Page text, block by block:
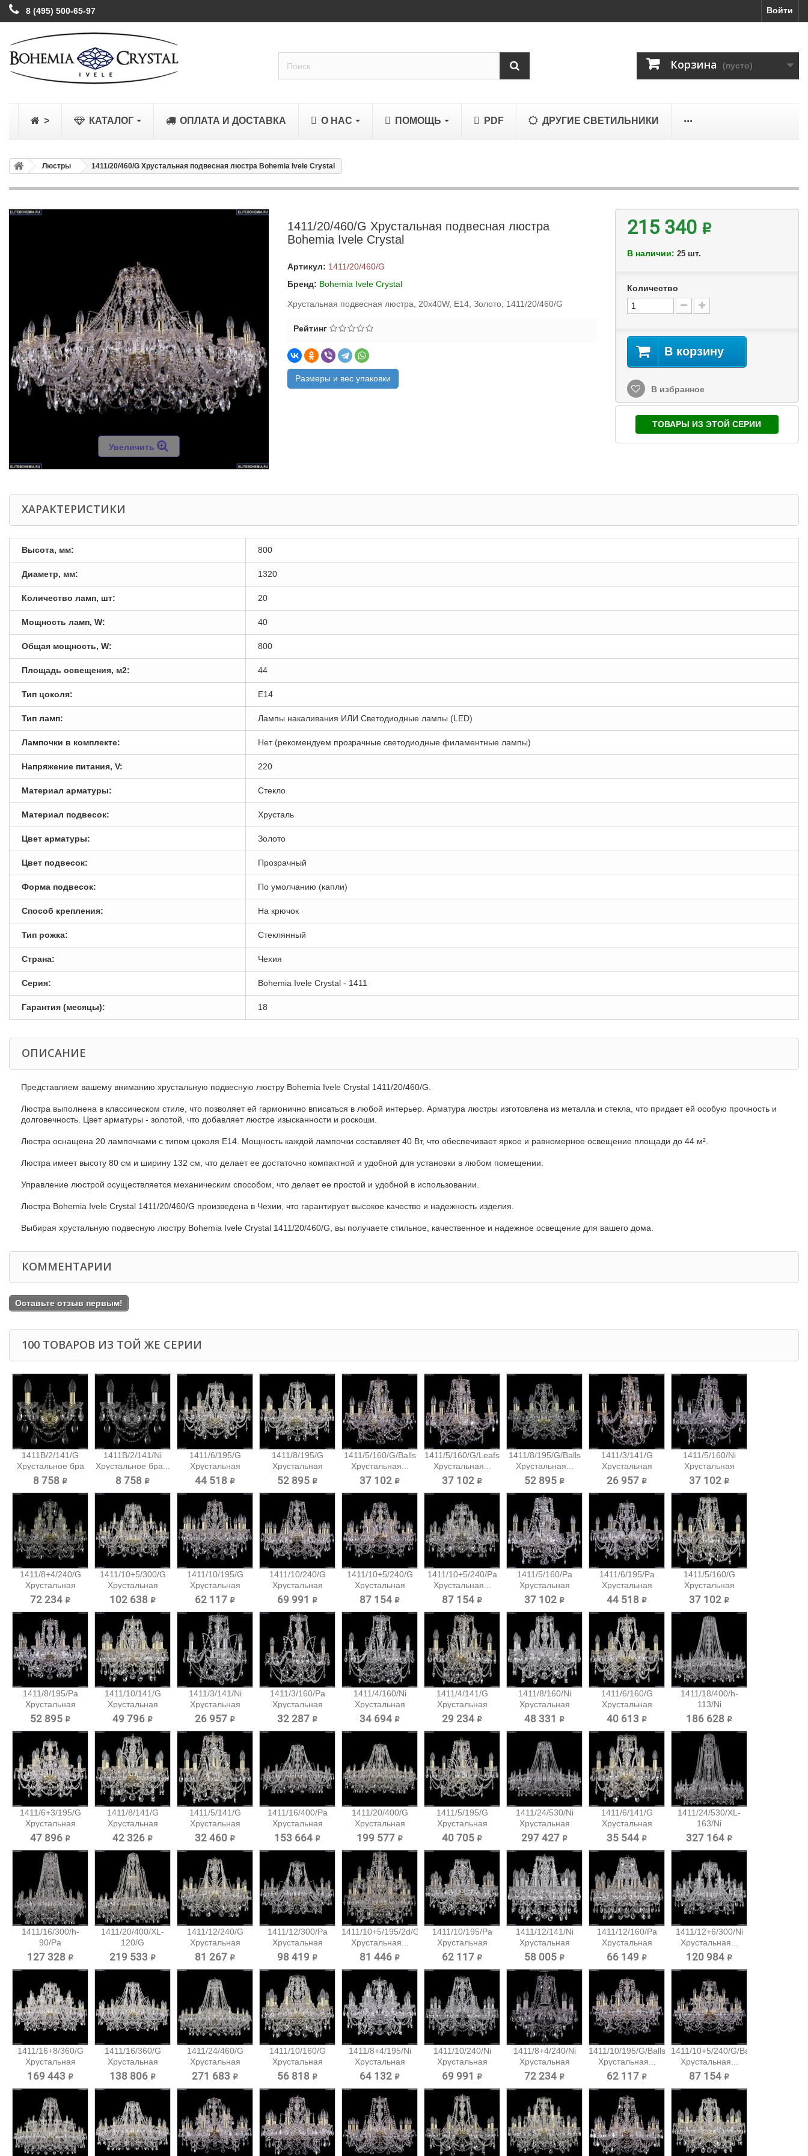
Войти
8 (495) 500-65-97
Корзина (пусто)
> КАТАЛОГ ОПЛАТА И ДОСТАВКА О НАС ПОМОЩЬ PDF ДРУГИЕ СВЕТИЛЬНИКИ ...
Люстры 1411/20/460/G Хрустальная подвесная люстра Bohemia Ivele Crystal
Увеличить
1411/20/460/G Хрустальная подвесная люстра
Bohemia Ivele Crystal
Артикул: 1411/20/460/G
Бренд: Bohemia Ivele Crystal
Хрустальная подвесная люстра, 20x40W, E14, Золото, 1411/20/460/G
Рейтинг
Размеры и вес упаковки
215 340 ₽
В наличии: 25 шт.
Количество
В корзину
В избранное
ТОВАРЫ ИЗ ЭТОЙ СЕРИИ
ХАРАКТЕРИСТИКИ
Высота, мм: 800
Диаметр, мм: 1320
Количество ламп, шт: 20
Мощность ламп, W: 40
Общая мощность, W: 800
Площадь освещения, м2: 44
Тип цоколя: E14
Тип ламп: Лампы накаливания ИЛИ Светодиодные лампы (LED)
Лампочки в комплекте: Нет (рекомендуем прозрачные светодиодные филаментные лампы)
Напряжение питания, V: 220
Материал арматуры: Стекло
Материал подвесок: Хрусталь
Цвет арматуры: Золото
Цвет подвесок: Прозрачный
Форма подвесок: По умолчанию (капли)
Способ крепления: На крючок
Тип рожка: Стеклянный
Страна: Чехия
Серия: Bohemia Ivele Crystal - 1411
Гарантия (месяцы): 18
ОПИСАНИЕ
Представляем вашему вниманию хрустальную подвесную люстру Bohemia Ivele Crystal 1411/20/460/G.
Люстра выполнена в классическом стиле, что позволяет ей гармонично вписаться в любой интерьер. Арматура люстры изготовлена из металла и стекла, что придает ей особую прочность и
долговечность. Цвет арматуры - золотой, что добавляет люстре изысканности и роскоши.
Люстра оснащена 20 лампочками с типом цоколя E14. Мощность каждой лампочки составляет 40 Вт, что обеспечивает яркое и равномерное освещение площади до 44 м².
Люстра имеет высоту 80 см и ширину 132 см, что делает ее достаточно компактной и удобной для установки в любом помещении.
Управление люстрой осуществляется механическим способом, что делает ее простой и удобной в использовании.
Люстра Bohemia Ivele Crystal 1411/20/460/G произведена в Чехии, что гарантирует высокое качество и надежность изделия.
Выбирая хрустальную подвесную люстру Bohemia Ivele Crystal 1411/20/460/G, вы получаете стильное, качественное и надежное освещение для вашего дома.
КОММЕНТАРИИ
Оставьте отзыв первым!
100 ТОВАРОВ ИЗ ТОЙ ЖЕ СЕРИИ
1411B/2/141/G
Хрустальное бра
Bohemia...
8 758 ₽
1411B/2/141/Ni
Хрустальное бра...
8 758 ₽
1411/6/195/G
Хрустальная
подвесная...
44 518 ₽
1411/8/195/G
Хрустальная
подвесная...
52 895 ₽
1411/5/160/G/Balls
Хрустальная...
37 102 ₽
1411/5/160/G/Leafs
Хрустальная...
37 102 ₽
1411/8/195/G/Balls
Хрустальная...
52 895 ₽
1411/3/141/G
Хрустальная
подвесная...
26 957 ₽
1411/5/160/Ni
Хрустальная
подвесная...
37 102 ₽
1411/8+4/240/G
Хрустальная
подвесная...
72 234 ₽
1411/10+5/300/G
Хрустальная
подвесная...
102 638 ₽
1411/10/195/G
Хрустальная
подвесная...
62 117 ₽
1411/10/240/G
Хрустальная
подвесная...
69 991 ₽
1411/10+5/240/G
Хрустальная
подвесная...
87 154 ₽
1411/10+5/240/Pa
Хрустальная...
87 154 ₽
1411/5/160/Pa
Хрустальная
подвесная...
37 102 ₽
1411/6/195/Pa
Хрустальная
подвесная...
44 518 ₽
1411/5/160/G
Хрустальная
подвесная...
37 102 ₽
1411/8/195/Pa
Хрустальная
подвесная...
52 895 ₽
1411/10/141/G
Хрустальная
подвесная...
49 796 ₽
1411/3/141/Ni
Хрустальная
подвесная...
26 957 ₽
1411/3/160/Pa
Хрустальная
подвесная...
32 287 ₽
1411/4/160/Ni
Хрустальная
подвесная...
34 694 ₽
1411/4/141/G
Хрустальная
подвесная...
29 234 ₽
1411/8/160/Ni
Хрустальная
подвесная...
48 331 ₽
1411/6/160/G
Хрустальная
подвесная...
40 613 ₽
1411/18/400/h-
113/Ni
Хрустальная...
186 628 ₽
1411/6+3/195/G
Хрустальная
подвесная...
47 896 ₽
1411/8/141/G
Хрустальная
подвесная...
42 326 ₽
1411/5/141/G
Хрустальная
подвесная...
32 460 ₽
1411/16/400/Pa
Хрустальная
подвесная...
153 664 ₽
1411/20/400/G
Хрустальная
подвесная...
199 577 ₽
1411/5/195/G
Хрустальная
подвесная...
40 705 ₽
1411/24/530/Ni
Хрустальная
подвесная...
297 427 ₽
1411/6/141/G
Хрустальная
подвесная...
35 544 ₽
1411/24/530/XL-
163/Ni
Хрустальная...
327 164 ₽
1411/16/300/h-
90/Pa
Хрустальная...
127 328 ₽
1411/20/400/XL-
120/G
Хрустальная...
219 533 ₽
1411/12/240/G
Хрустальная
подвесная...
81 267 ₽
1411/12/300/Pa
Хрустальная
подвесная...
98 419 ₽
1411/10+5/195/2d/G
Хрустальная...
81 446 ₽
1411/10/195/Pa
Хрустальная
подвесная...
62 117 ₽
1411/12/141/Ni
Хрустальная
подвесная...
58 005 ₽
1411/12/160/Pa
Хрустальная
подвесная...
66 149 ₽
1411/12+6/300/Ni
Хрустальная...
120 984 ₽
1411/16+8/360/G
Хрустальная
подвесная...
169 443 ₽
1411/16/360/G
Хрустальная
подвесная...
138 806 ₽
1411/24/460/G
Хрустальная
подвесная...
271 683 ₽
1411/10/160/G
Хрустальная
подвесная...
56 818 ₽
1411/8+4/195/Ni
Хрустальная
подвесная...
64 132 ₽
1411/10/240/Ni
Хрустальная
подвесная...
69 991 ₽
1411/8+4/240/Ni
Хрустальная
подвесная...
72 234 ₽
1411/10/195/G/Balls
Хрустальная...
62 117 ₽
1411/10+5/240/G/Balls
Хрустальная...
87 154 ₽